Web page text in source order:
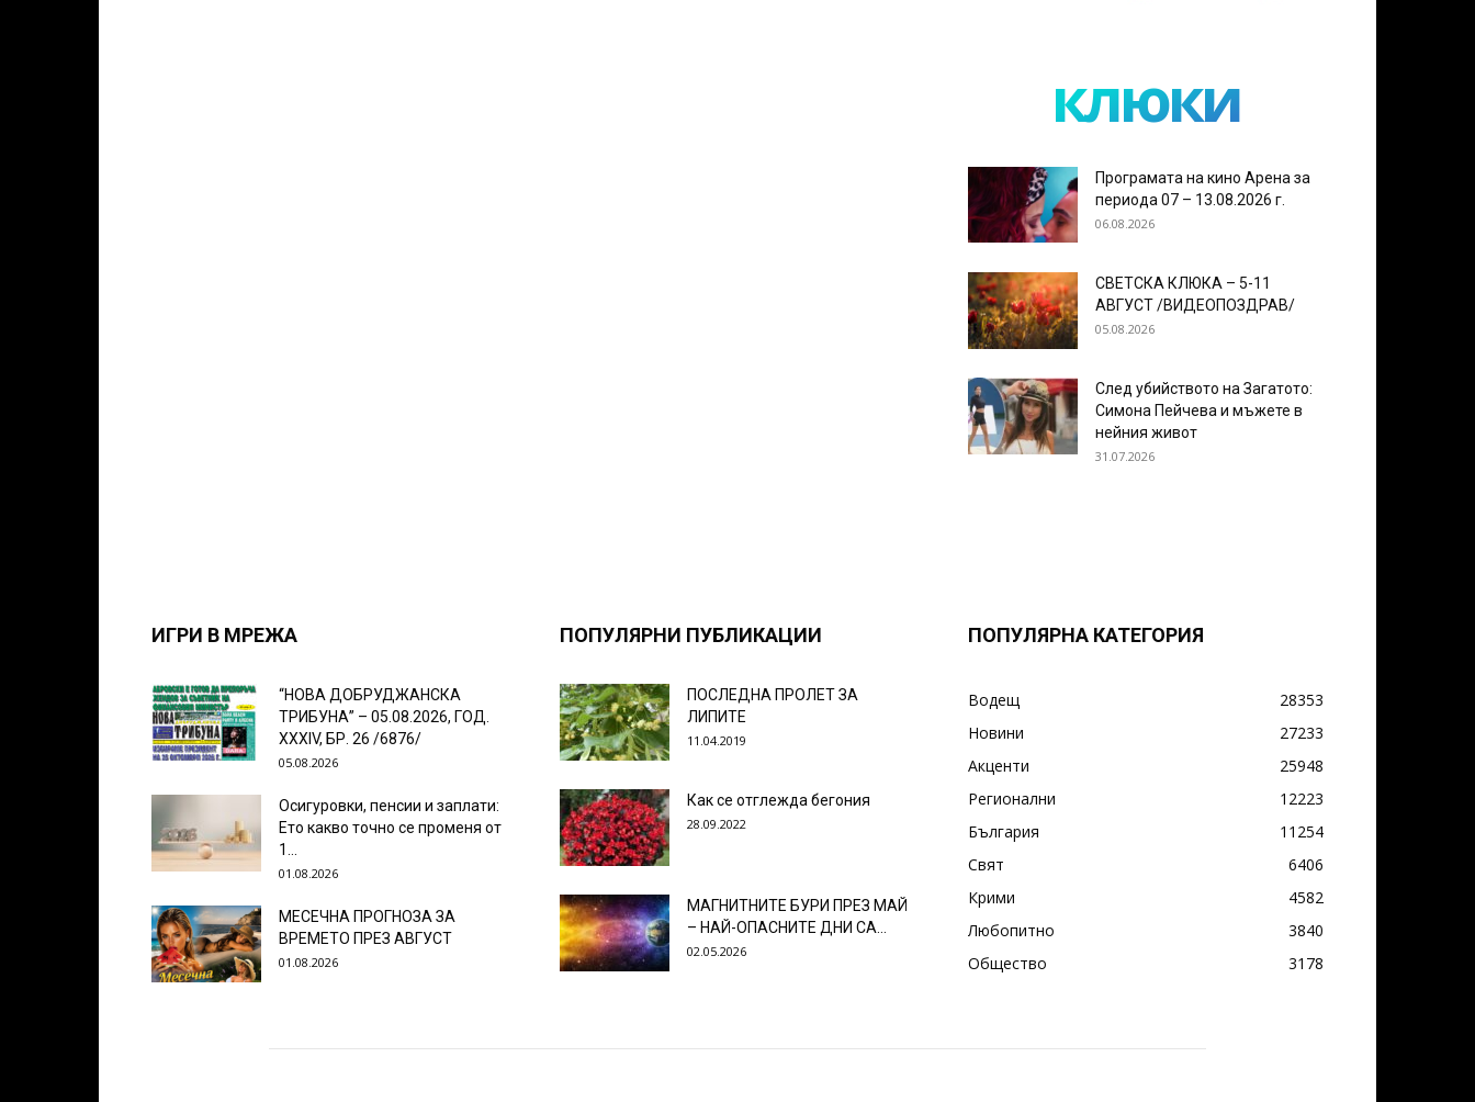
клюки
Програмата на кино Арена за
периода 07 – 13.08.2026 г.
06.08.2026
СВЕТСКА КЛЮКА – 5-11
АВГУСТ /ВИДЕОПОЗДРАВ/
05.08.2026
След убийството на Загатото:
Симона Пейчева и мъжете в
нейния живот
31.07.2026
ИГРИ В МРЕЖА
“НОВА ДОБРУДЖАНСКА
ТРИБУНА” – 05.08.2026, ГОД.
XXХIV, БР. 26 /6876/
05.08.2026
Осигуровки, пенсии и заплати:
Ето какво точно се променя от
1...
01.08.2026
МЕСЕЧНА ПРОГНОЗА ЗА
ВРЕМЕТО ПРЕЗ АВГУСТ
01.08.2026
ПОПУЛЯРНИ ПУБЛИКАЦИИ
ПОСЛЕДНА ПРОЛЕТ ЗА
ЛИПИТЕ
11.04.2019
Как се отглежда бегония
28.09.2022
МАГНИТНИТЕ БУРИ ПРЕЗ МАЙ
– НАЙ-ОПАСНИТЕ ДНИ СА…
02.05.2026
ПОПУЛЯРНА КАТЕГОРИЯ
Водещ
28353
Новини
27233
Акценти
25948
Регионални
12223
България
11254
Свят
6406
Крими
4582
Любопитно
3840
Общество
3178